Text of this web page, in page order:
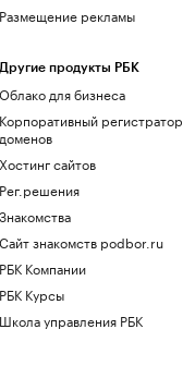
Размещение рекламы
Другие продукты РБК
Облако для бизнеса
Корпоративный регистратор
доменов
Хостинг сайтов
Рег.решения
Знакомства
Сайт знакомств podbor.ru
РБК Компании
РБК Курсы
Школа управления РБК